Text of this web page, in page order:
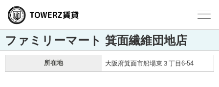
ファミリーマート 箕面繊維団地店
所在地 大阪府箕面市船場東３丁目6-54